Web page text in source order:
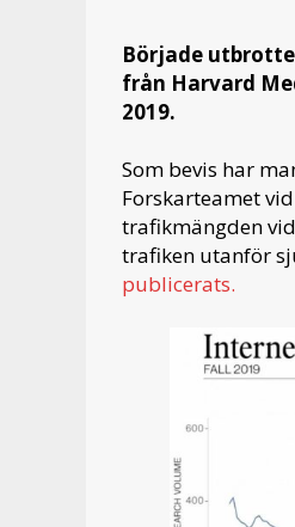
Började
från Harvard
2019.
Som bevis har
Forskarteamet
trafikmängden
trafiken utanför
publicerats.